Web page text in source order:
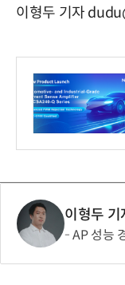
이형두 기자
이형두 기
AP 성능 경